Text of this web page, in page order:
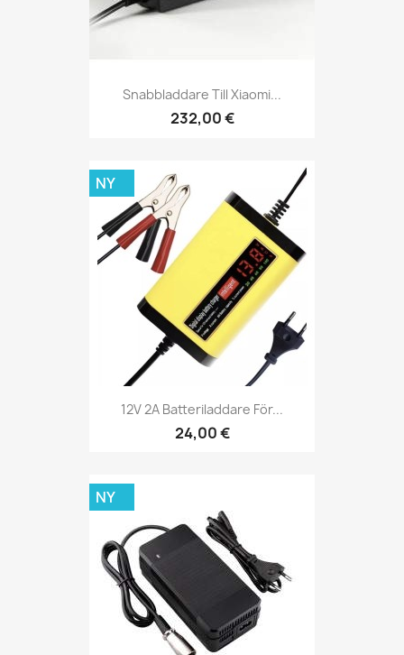
Snabbladdare Till Xiaomi...
232,00 €
12V 2A Batteriladdare För...
24,00 €
NY
NY